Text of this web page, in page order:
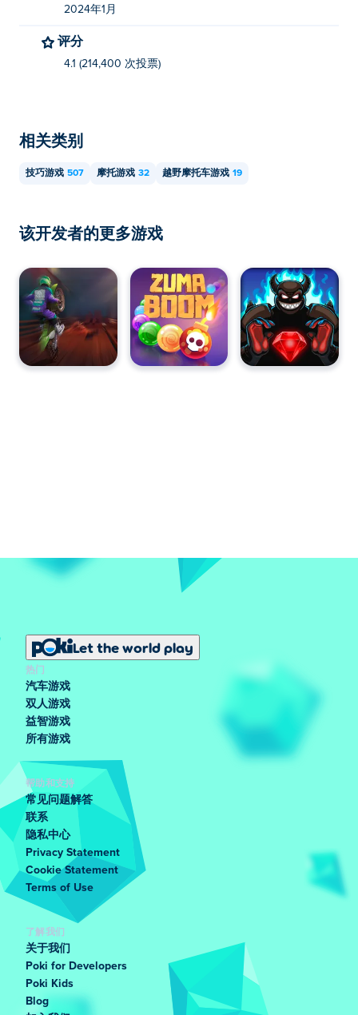
2024年1月
评分
4.1 (214,400 次投票)
相关类别
技巧游戏 507 摩托游戏 32 越野摩托车游戏 19
该开发者的更多游戏
Let the world play
热门
汽车游戏
双人游戏
益智游戏
所有游戏
帮助和支持
常见问题解答
联系
隐私中心
Privacy Statement
Cookie Statement
Terms of Use
了解我们
关于我们
Poki for Developers
Poki Kids
Blog